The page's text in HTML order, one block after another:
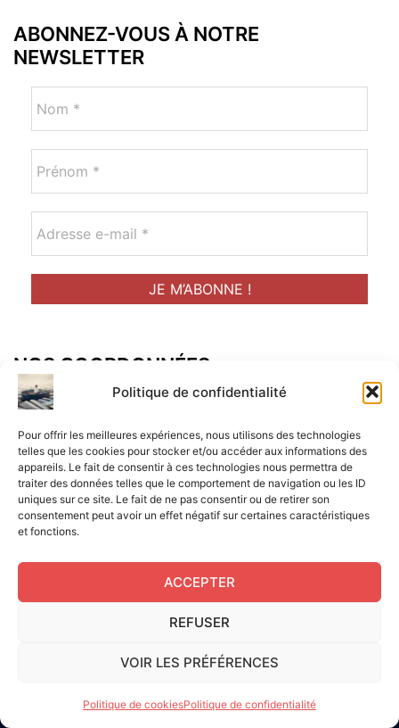
Politique de confidentialité
Pour offrir les meilleures expériences, nous utilisons des technologies
telles que les cookies pour stocker et/ou accéder aux informations des
appareils. Le fait de consentir à ces technologies nous permettra de
traiter des données telles que le comportement de navigation ou les ID
uniques sur ce site. Le fait de ne pas consentir ou de retirer son
consentement peut avoir un effet négatif sur certaines caractéristiques
et fonctions.
ACCEPTER
REFUSER
VOIR LES PRÉFÉRENCES
Politique de cookiesPolitique de confidentialité
ABONNEZ-VOUS À NOTRE
NEWSLETTER
NOS COORDONNÉES
Adresse postal :
ALCF
34 Rue René Brunen
33950 LEGE CAP-FERRET
Mail :
contact@aperitif-litteraire-cap-ferret.fr
Edité par L'Apéritif Littéraire du Cap-Ferret © 2024
par Serge Gouvernel